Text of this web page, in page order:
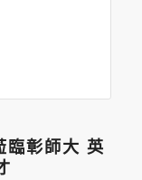
臨彰師大 英